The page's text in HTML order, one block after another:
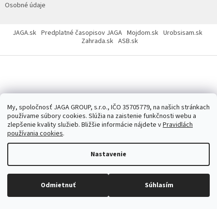
My, spoločnosť JAGA GROUP, s.r.o., IČO 35705779, na našich stránkach
používame súbory cookies. Slúžia na zaistenie funkčnosti webu a
zlepšenie kvality služieb. Bližšie informácie nájdete vPravidlách
používania cookies.
Nastavenie
Odmietnuť Súhlasím
Osobné údaje
JAGA.sk Predplatné časopisov JAGA Mojdom.sk Urobsisam.sk
Zahrada.sk ASB.sk
nastavenie cookies